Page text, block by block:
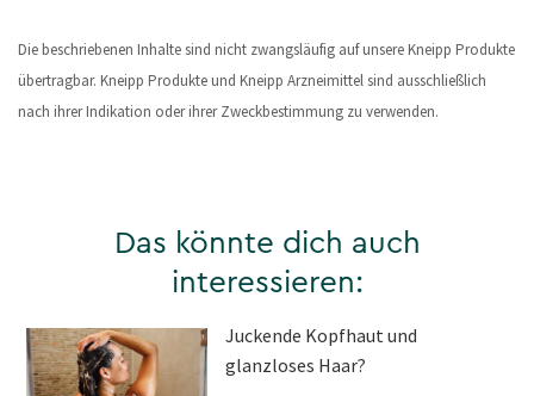
Die beschriebenen Inhalte sind nicht zwangsläufig auf unsere Kneipp Produkte
übertragbar. Kneipp Produkte und Kneipp Arzneimittel sind ausschließlich
nach ihrer Indikation oder ihrer Zweckbestimmung zu verwenden.
Das könnte dich auch
interessieren:
Juckende Kopfhaut und
glanzloses Haar?